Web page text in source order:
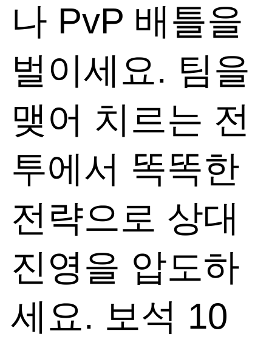
나 PvP 배틀을
벌이세요. 팀을
맺어 치르는 전
투에서 똑똑한
전략으로 상대
진영을 압도하
세요. 보석 10